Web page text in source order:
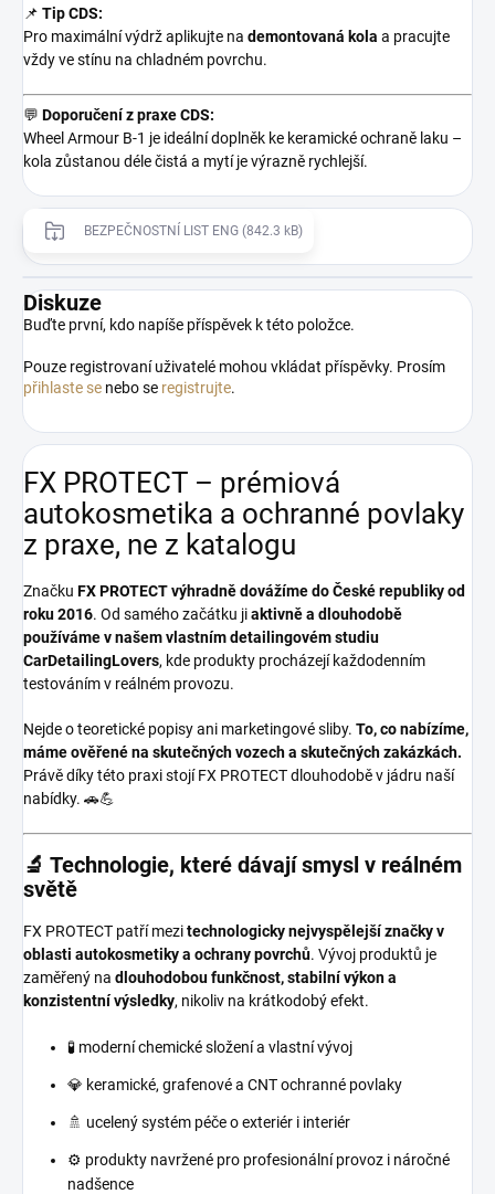
📌 Tip CDS:
Pro maximální výdrž aplikujte na demontovaná kola a pracujte
vždy ve stínu na chladném povrchu.
💬 Doporučení z praxe CDS:
Wheel Armour B-1 je ideální doplněk ke keramické ochraně laku –
kola zůstanou déle čistá a mytí je výrazně rychlejší.
BEZPEČNOSTNÍ LIST ENG (842.3 kB)
Diskuze
Buďte první, kdo napíše příspěvek k této položce.
Pouze registrovaní uživatelé mohou vkládat příspěvky. Prosím
přihlaste se nebo se registrujte.
FX PROTECT – prémiová
autokosmetika a ochranné povlaky
z praxe, ne z katalogu
Značku FX PROTECTvýhradně dovážíme do České republiky od
roku 2016. Od samého začátku jiaktivně a dlouhodobě
používáme v našem vlastním detailingovém studiu
CarDetailingLovers, kde produkty procházejí každodenním
testováním v reálném provozu.
Nejde o teoretické popisy ani marketingové sliby. To, co nabízíme,
máme ověřené na skutečných vozech a skutečných zakázkách.
Právě díky této praxi stojí FX PROTECT dlouhodobě v jádru naší
nabídky. 🚗💪
🔬 Technologie, které dávají smysl v reálném
světě
FX PROTECT patří mezitechnologicky nejvyspělejší značky v
oblasti autokosmetiky a ochrany povrchů. Vývoj produktů je
zaměřený na dlouhodobou funkčnost, stabilní výkon a
konzistentní výsledky, nikoliv na krátkodobý efekt.
🧪 moderní chemické složení a vlastní vývoj
💎 keramické, grafenové a CNT ochranné povlaky
🚿 ucelený systém péče o exteriér i interiér
⚙️ produkty navržené pro profesionální provoz i náročné
nadšence